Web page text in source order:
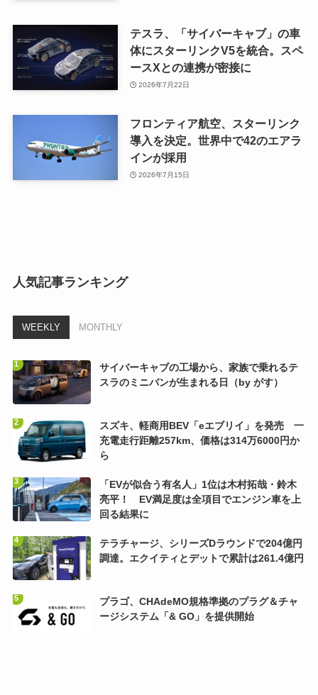
テスラ、「サイバーキャブ」の車
体にスターリンクV5を統合。スペ
ースXとの連携が密接に
2026年7月22日
フロンティア航空、スターリンク
導入を決定。世界中で42のエアラ
インが採用
2026年7月15日
人気記事ランキング
WEEKLY MONTHLY
サイバーキャブの工場から、家族で乗れるテ
スラのミニバンが生まれる日（by がす）
スズキ、軽商用BEV「eエブリイ」を発売 一
充電走行距離257km、価格は314万6000円か
ら
「EVが似合う有名人」1位は木村拓哉・鈴木
亮平！ EV満足度は全項目でエンジン車を上
回る結果に
テラチャージ、シリーズDラウンドで204億円
調達。エクイティとデットで累計は261.4億円
プラゴ、CHAdeMO規格準拠のプラグ＆チャ
ージシステム「& GO」を提供開始